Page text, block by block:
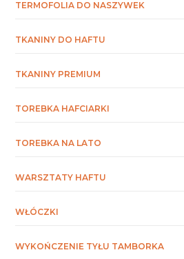
TERMOFOLIA DO NASZYWEK
TKANINY DO HAFTU
TKANINY PREMIUM
TOREBKA HAFCIARKI
TOREBKA NA LATO
WARSZTATY HAFTU
WŁÓCZKI
WYKOŃCZENIE TYŁU TAMBORKA